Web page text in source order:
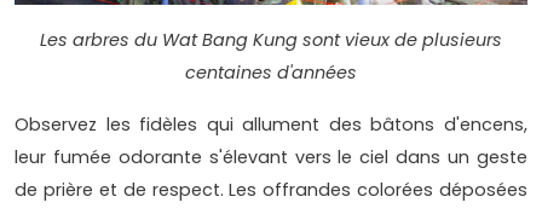
Les arbres du Wat Bang Kung sont vieux de plusieurs
centaines d'années
Observez les fidèles qui allument des bâtons d'encens,
leur fumée odorante s'élevant vers le ciel dans un geste
de prière et de respect. Les offrandes colorées déposées